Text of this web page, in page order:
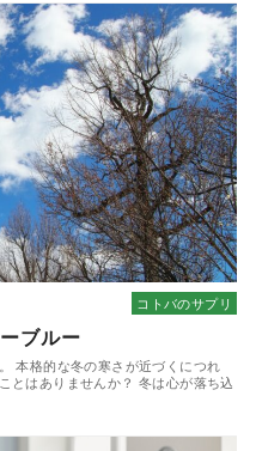
コトバのサプリ
ブルー
本格的な冬の寒さが近づくにつれ
とはありませんか？ 冬は心が落ち込